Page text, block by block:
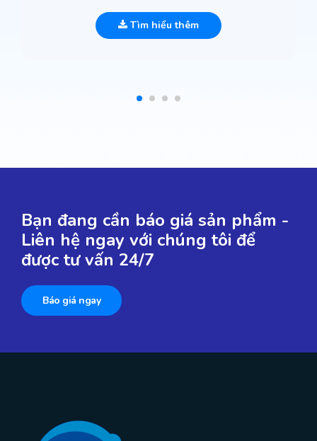
Tìm hiểu thêm
Bạn đang cần báo giá sản phẩm -
Liên hệ ngay với chúng tôi để
được tư vấn 24/7
Báo giá ngay